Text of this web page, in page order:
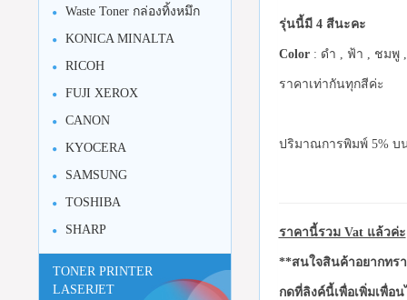
รุ่นนี้มี 4 สีนะคะ
Color: ดำ , ฟ้า , ชมพู
ราคาเท่ากันทุกสีค่ะ
ปริมาณการพิมพ์ 5% บ
ราคานี้รวม Vat แล้วค่ะ
**สนใจสินค้าอยากทร
กดที่ลิงค์นี้เพื่อเพิ่มเพื่อ
Waste Toner กล่องทิ้งหมึก
KONICA MINALTA
RICOH
FUJI XEROX
CANON
KYOCERA
SAMSUNG
TOSHIBA
SHARP
TONER PRINTER
LASERJET